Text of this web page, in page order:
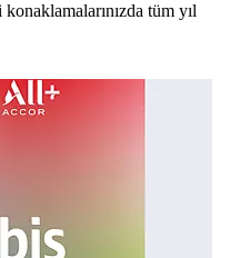
tüm yıl